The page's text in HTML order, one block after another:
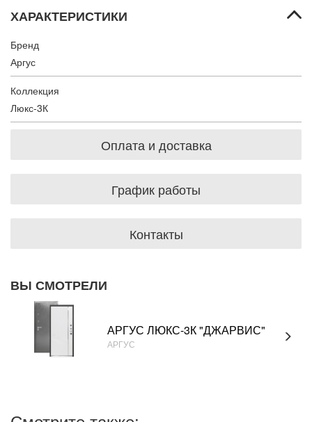
ХАРАКТЕРИСТИКИ
Бренд
Аргус
Коллекция
Люкс-3К
Оплата и доставка
График работы
Контакты
ВЫ СМОТРЕЛИ
АРГУС ЛЮКС-3К "ДЖАРВИС"
АРГУС